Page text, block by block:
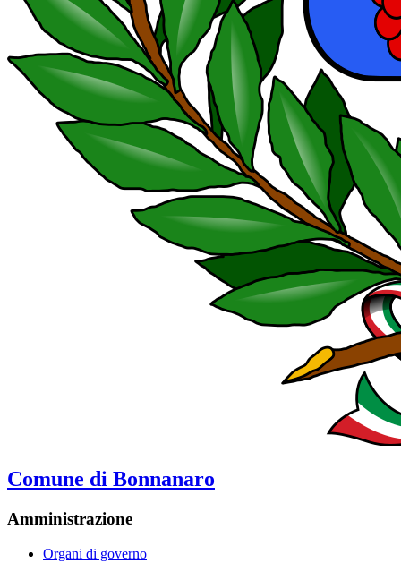
Comune di Bonnanaro
Amministrazione
Organi di governo